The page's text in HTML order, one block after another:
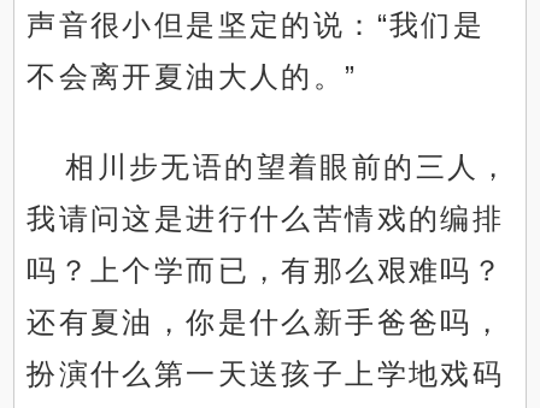
声音很小但是坚定的说：“我们是
不会离开夏油大人的。”
相川步无语的望着眼前的三人，
我请问这是进行什么苦情戏的编排
吗？上个学而已，有那么艰难吗？
还有夏油，你是什么新手爸爸吗，
扮演什么第一天送孩子上学地戏码